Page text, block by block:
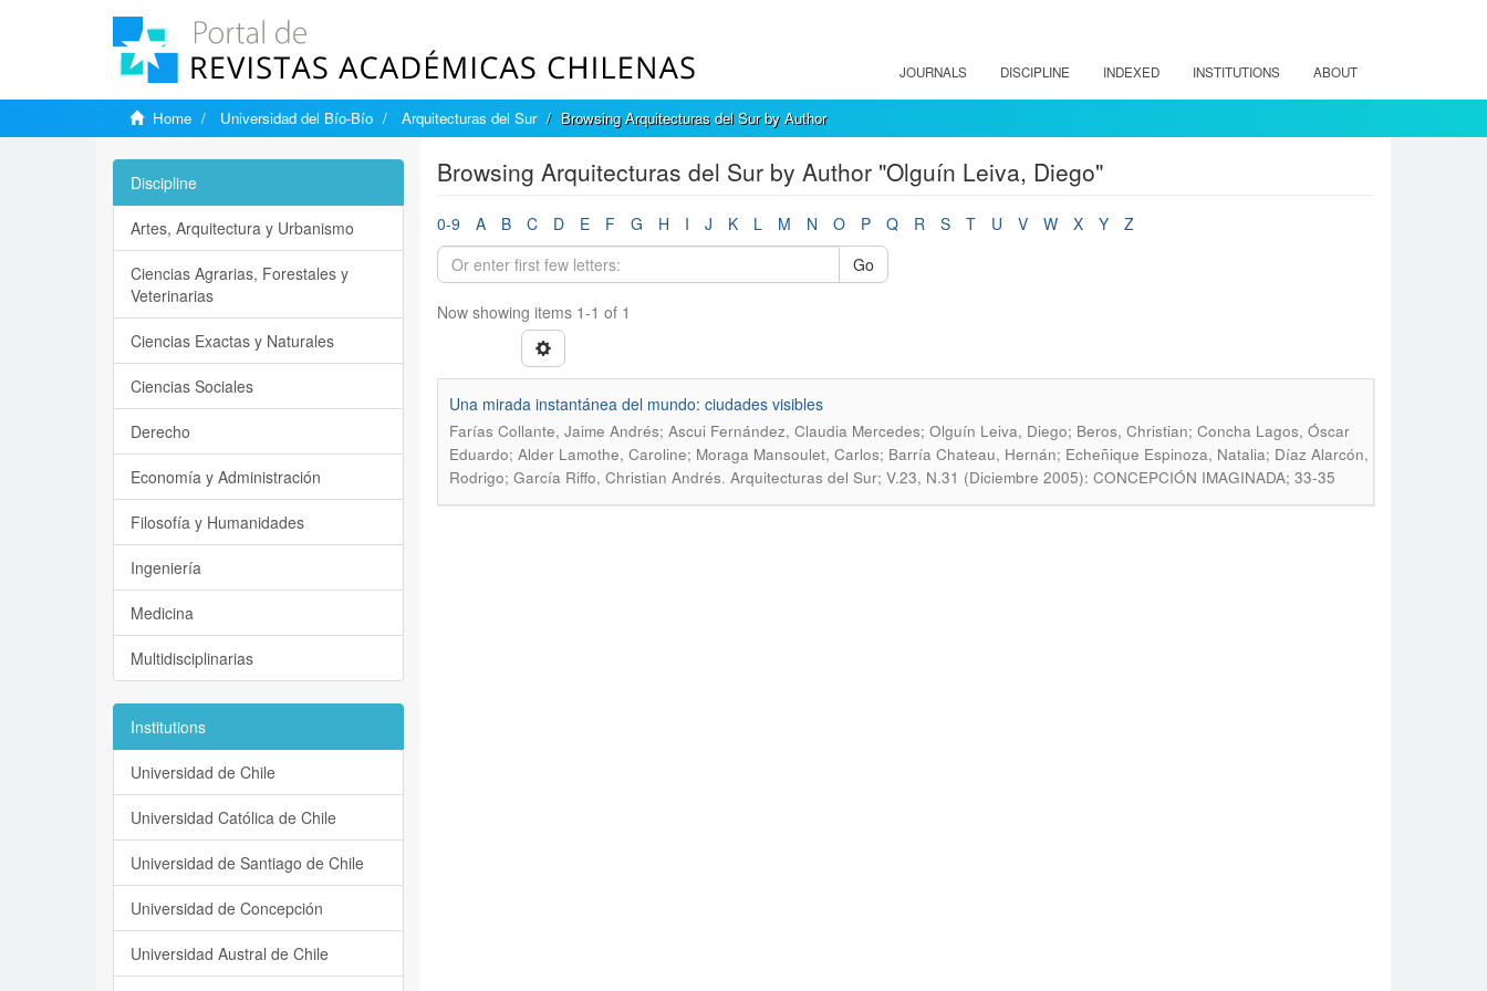
JOURNALS DISCIPLINE INDEXED INSTITUTIONS ABOUT
Home Universidad del Bío-Bío Arquitecturas del Sur Browsing Arquitecturas del Sur by Author
Browsing Arquitecturas del Sur by Author "Olguín Leiva, Diego"
0-9 A B C D E F G H I J K L M N O P Q R S T U V W X Y
Z
Go
Now showing items 1-1 of 1
Una mirada instantánea del mundo: ciudades visibles
Farías Collante, Jaime Andrés; Ascui Fernández, Claudia Mercedes; Olguín Leiva, Diego; Beros, Christian; Concha Lagos, Óscar
Eduardo; Alder Lamothe, Caroline; Moraga Mansoulet, Carlos; Barría Chateau, Hernán; Echeñique Espinoza, Natalia; Díaz Alarcón,
Rodrigo; García Riffo, Christian Andrés. Arquitecturas del Sur; V.23, N.31 (Diciembre 2005): CONCEPCIÓN IMAGINADA; 33-35
Discipline
Artes, Arquitectura y Urbanismo
Ciencias Agrarias, Forestales y
Veterinarias
Ciencias Exactas y Naturales
Ciencias Sociales
Derecho
Economía y Administración
Filosofía y Humanidades
Ingeniería
Medicina
Multidisciplinarias
Institutions
Universidad de Chile
Universidad Católica de Chile
Universidad de Santiago de Chile
Universidad de Concepción
Universidad Austral de Chile